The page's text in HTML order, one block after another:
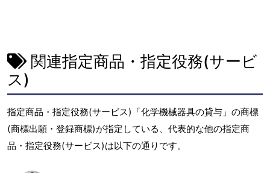
関連指定商品・指定役務(サービ
ス)
指定商品・指定役務(サービス)「化学機械器具の貸与」の商標
(商標出願・登録商標)が指定している、代表的な他の指定商
品・指定役務(サービス)は以下の通りです。